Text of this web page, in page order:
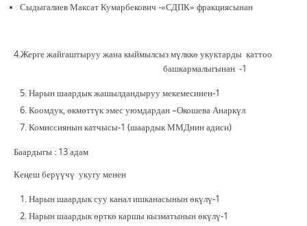
Сыдыгалиев Максат Кумарбекович -«СДПК» фракциясынан
4.Жерге жайгаштыруу жана кыймылсыз мүлккө укуктарды каттоо
башкармалыгынан -1
Нарын шаардык жашылдандыруу мекемесинен-1
Коомдук, өкмөттүк эмес уюмдардан –Окошева Анаркүл
Комиссиянын катчысы-1 (шаардык ММДнин адиси)
Баардыгы : 13 адам
Кеңеш берүүчү укугу менен
Нарын шаардык суу канал ишканасынын өкүлү-1
Нарын шаардык өрткө каршы кызматынын өкүлү-1